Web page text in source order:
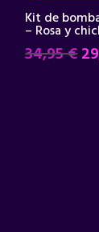
Kit de
– Rosa y
34,95€El